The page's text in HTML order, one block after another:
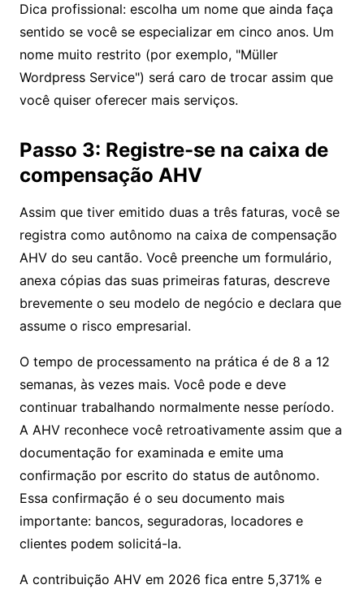
Dica profissional: escolha um nome que ainda faça
sentido se você se especializar em cinco anos. Um
nome muito restrito (por exemplo, "Müller
Wordpress Service") será caro de trocar assim que
você quiser oferecer mais serviços.
Passo 3: Registre-se na caixa de
compensação AHV
Assim que tiver emitido duas a três faturas, você se
registra como autônomo na caixa de compensação
AHV do seu cantão. Você preenche um formulário,
anexa cópias das suas primeiras faturas, descreve
brevemente o seu modelo de negócio e declara que
assume o risco empresarial.
O tempo de processamento na prática é de 8 a 12
semanas, às vezes mais. Você pode e deve
continuar trabalhando normalmente nesse período.
A AHV reconhece você retroativamente assim que a
documentação for examinada e emite uma
confirmação por escrito do status de autônomo.
Essa confirmação é o seu documento mais
importante: bancos, seguradoras, locadores e
clientes podem solicitá-la.
A contribuição AHV em 2026 fica entre 5,371% e